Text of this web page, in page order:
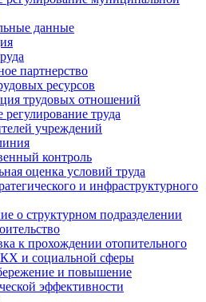
данные
партнерство
ресурсов
трудовых отношений
регулирование труда
учреждений
контроль
оценка условий труда
и инфраструктурного
о структурном подразделении
к прохождении отопительного
и социальной сферы
и повышение
эффективности